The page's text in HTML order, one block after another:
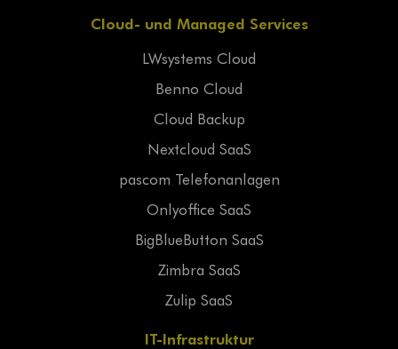
Cloud- und Managed Services
LWsystems Cloud
Benno Cloud
Cloud Backup
Nextcloud SaaS
pascom Telefonanlagen
Onlyoffice SaaS
BigBlueButton SaaS
Zimbra SaaS
Zulip SaaS
IT-Infrastruktur